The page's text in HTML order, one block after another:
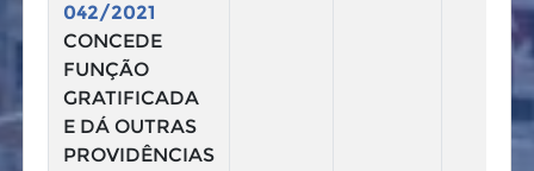
042/2021
CONCEDE
FUNÇÃO
GRATIFICADA
E DÁ OUTRAS
PROVIDÊNCIAS